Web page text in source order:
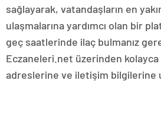
sağlayarak, vatandaşların en
ulaşmalarına yardımcı olan bir
geç saatlerinde ilaç bulmanız
Eczaneleri.net üzerinden
adreslerine ve iletişim bilgilerine